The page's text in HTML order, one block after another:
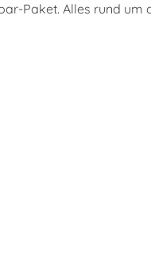
Paket. Alles rund um